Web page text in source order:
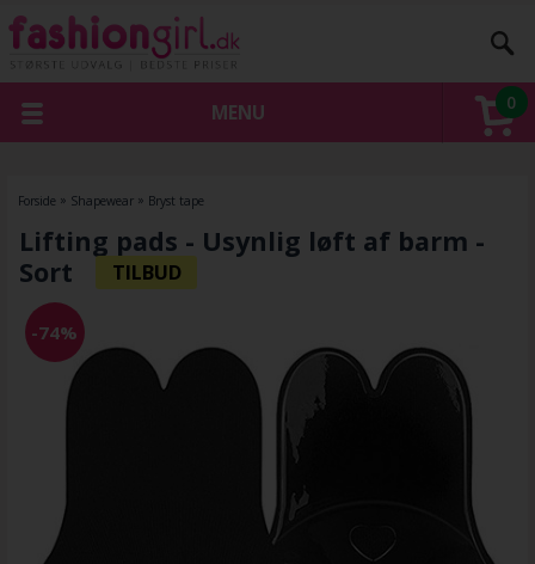
0
MENU
Forside » Shapewear» Bryst tape
Lifting pads - Usynlig løft af barm -
Sort
-74%